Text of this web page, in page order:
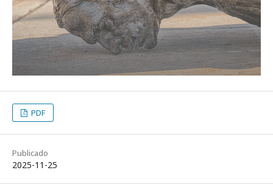
PDF
Publicado
2025-11-25